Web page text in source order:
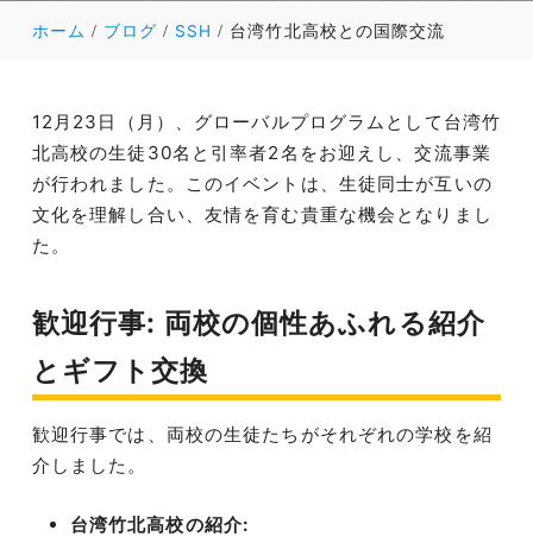
ホーム ブログ SSH 台湾竹北高校との国際交流
12月23日（月）、グローバルプログラムとして台湾竹
北高校の生徒30名と引率者2名をお迎えし、交流事業
が行われました。このイベントは、生徒同士が互いの
文化を理解し合い、友情を育む貴重な機会となりまし
た。
歓迎行事: 両校の個性あふれる紹介
とギフト交換
歓迎行事では、両校の生徒たちがそれぞれの学校を紹
介しました。
台湾竹北高校の紹介: